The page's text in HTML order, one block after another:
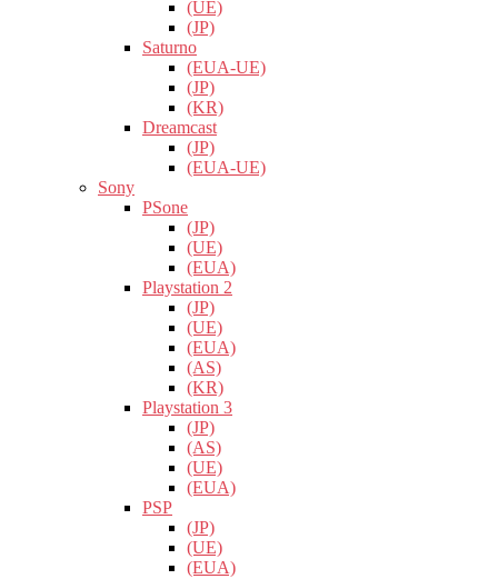
(UE)
(JP)
Saturno
(EUA-UE)
(JP)
(KR)
Dreamcast
(JP)
(EUA-UE)
Sony
PSone
(JP)
(UE)
(EUA)
Playstation 2
(JP)
(UE)
(EUA)
(AS)
(KR)
Playstation 3
(JP)
(AS)
(UE)
(EUA)
PSP
(JP)
(UE)
(EUA)